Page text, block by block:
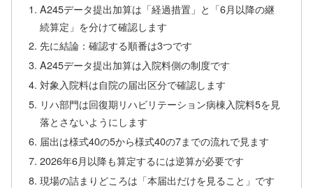
A245データ提出加算は「経過措置」と「6月以降の継
続算定」を分けて確認します
先に結論：確認する順番は3つです
A245データ提出加算は入院料側の制度です
対象入院料は自院の届出区分で確認します
リハ部門は回復期リハビリテーション病棟入院料5を見
落とさないようにします
届出は様式40の5から様式40の7までの流れで見ます
2026年6月以降も算定するには逆算が必要です
現場の詰まりどころは「本届出だけを見ること」です